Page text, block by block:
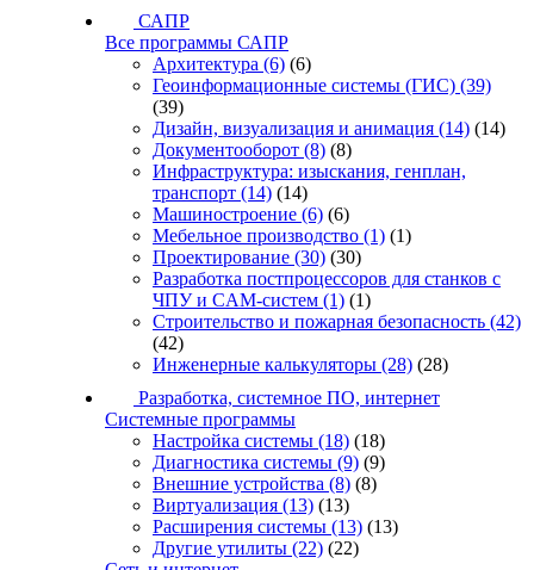
САПР
Все программы САПР
Архитектура (6) (6)
Геоинформационные системы (ГИС) (39)
(39)
Дизайн, визуализация и анимация (14) (14)
Документооборот (8) (8)
Инфраструктура: изыскания, генплан,
транспорт (14) (14)
Машиностроение (6) (6)
Мебельное производство (1) (1)
Проектирование (30) (30)
Разработка постпроцессоров для станков с
ЧПУ и CAM-систем (1) (1)
Строительство и пожарная безопасность (42)
(42)
Инженерные калькуляторы (28) (28)
Разработка, системное ПО, интернет
Системные программы
Настройка системы (18) (18)
Диагностика системы (9) (9)
Внешние устройства (8) (8)
Виртуализация (13) (13)
Расширения системы (13) (13)
Другие утилиты (22) (22)